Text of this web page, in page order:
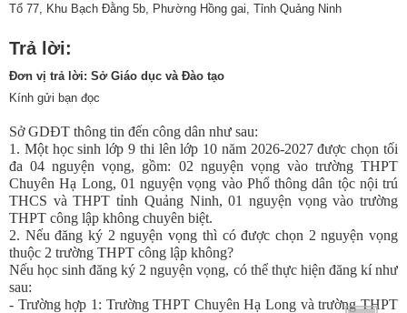
Tổ 77, Khu Bạch Đằng 5b, Phường Hồng gai, Tỉnh Quảng Ninh
Trả lời:
Đơn vị trả lời: Sở Giáo dục và Đào tạo
Kính gửi bạn đọc
Sở GDĐT thông tin đến công dân như sau:
1. Một học sinh lớp 9 thi lên lớp 10 năm 2026-2027 được chọn tối
đa 04 nguyện vọng, gồm: 02 nguyện vọng vào trường THPT
Chuyên Hạ Long, 01 nguyện vọng vào Phổ thông dân tộc nội trú
THCS và THPT tỉnh Quảng Ninh, 01 nguyện vọng vào trường
THPT công lập không chuyên biệt.
2. Nếu đăng ký 2 nguyện vọng thì có được chọn 2 nguyện vọng
thuộc 2 trường THPT công lập không?
Nếu học sinh đăng ký 2 nguyện vọng, có thể thực hiện đăng kí như
sau:
- Trường hợp 1: Trường THPT Chuyên Hạ Long và trường THPT